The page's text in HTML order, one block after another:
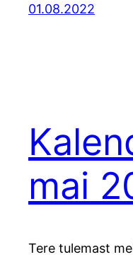
01.08.2022
mai
Tere tulemast